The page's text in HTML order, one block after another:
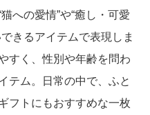
への愛情”や“癒し・可愛
きるアイテムで表現しま
すく、性別や年齢を問わ
テム。日常の中で、ふと
フトにもおすすめな一枚